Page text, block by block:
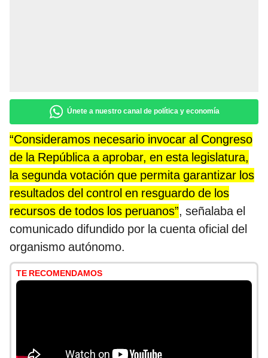
Únete a nuestro canal de política y economía
“Consideramos necesario invocar al Congreso
de la República a aprobar, en esta legislatura,
la segunda votación que permita garantizar los
resultados del control en resguardo de los
recursos de todos los peruanos”, señalaba el
comunicado difundido por la cuenta oficial del
organismo autónomo.
TE RECOMENDAMOS